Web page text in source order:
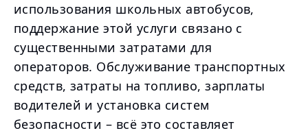
использования школьных автобусов,
поддержание этой услуги связано с
существенными затратами для
операторов. Обслуживание транспортных
средств, затраты на топливо, зарплаты
водителей и установка систем
безопасности – всё это составляет